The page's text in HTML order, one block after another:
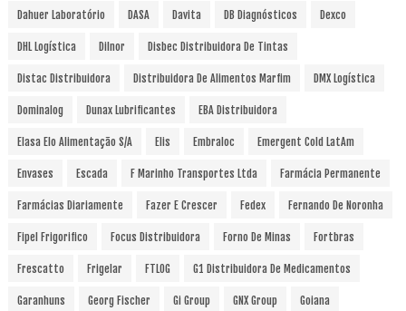
Dahuer Laboratório DASA Davita DB Diagnósticos Dexco
DHL Logística Dilnor Disbec Distribuidora De Tintas
Distac Distribuidora Distribuidora De Alimentos Marfim DMX Logística
Dominalog Dunax Lubrificantes EBA Distribuidora
Elasa Elo Alimentação S/A Elis Embraloc Emergent Cold LatAm
Envases Escada F Marinho Transportes Ltda Farmácia Permanente
Farmácias Diariamente Fazer E Crescer Fedex Fernando De Noronha
Fipel Frigorifico Focus Distribuidora Forno De Minas Fortbras
Frescatto Frigelar FTLOG G1 Distribuidora De Medicamentos
Garanhuns Georg Fischer Gi Group GNX Group Goiana